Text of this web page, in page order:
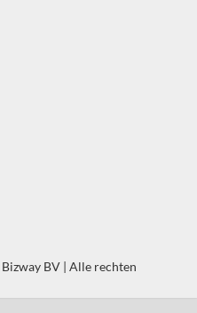
Bizway BV | Alle rechten